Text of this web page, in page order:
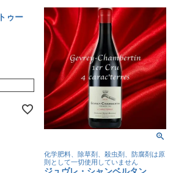
ゥー
化学肥料、除草剤、殺虫剤、防腐剤は原
則として一切使用していません